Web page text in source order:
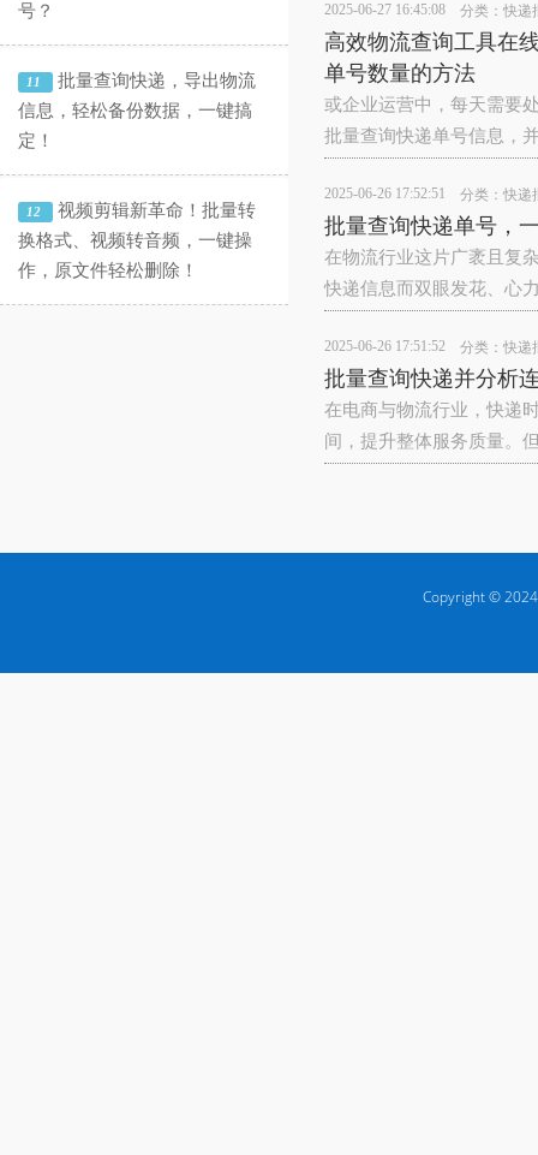
号？
11
批量查询快递，导出物流
信息，轻松备份数据，一键搞
定！
12
视频剪辑新革命！批量转
换格式、视频转音频，一键操
作，原文件轻松删除！
2025-06-27 16:45:08 分类： 快递
高效物流查询工具在
单号数量的方法
或企业运营中，每天需要
批量查询快递单号信息，
2025-06-26 17:52:51 分类： 快递
批量查询快递单号，
在物流行业这片广袤且复
快递信息而双眼发花、心
2025-06-26 17:51:52 分类： 快递
批量查询快递并分析
在电商与物流行业，快递
间，提升整体服务质量。
Copyright ©